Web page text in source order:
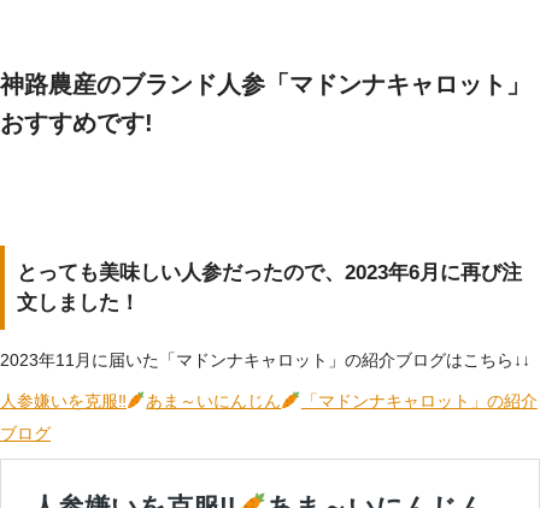
神路農産のブランド人参「マドンナキャロット」
おすすめです!
とっても美味しい人参だったので、2023年6月に再び注
文しました！
2023年11月に届いた「マドンナキャロット」の紹介ブログはこちら↓↓
人参嫌いを克服‼ あま～いにんじん
「マドンナキャロット」の紹介
ブログ